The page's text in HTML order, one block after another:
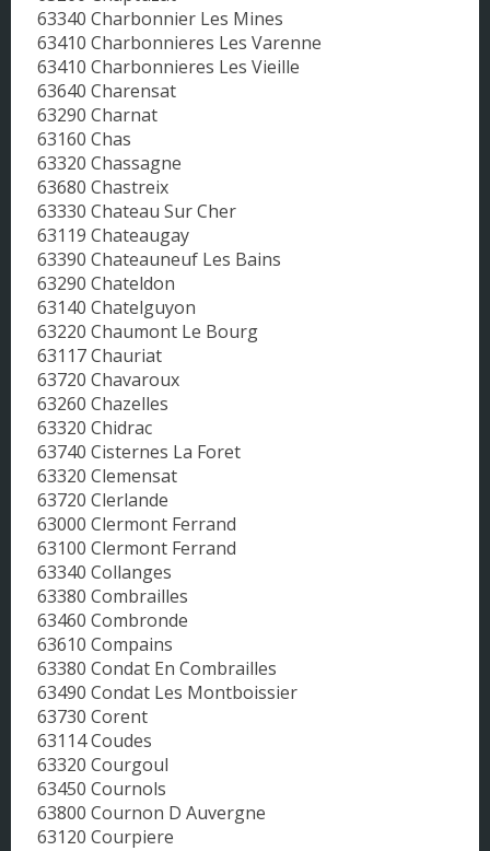
63340 Charbonnier Les Mines
63410 Charbonnieres Les Varenne
63410 Charbonnieres Les Vieille
63640 Charensat
63290 Charnat
63160 Chas
63320 Chassagne
63680 Chastreix
63330 Chateau Sur Cher
63119 Chateaugay
63390 Chateauneuf Les Bains
63290 Chateldon
63140 Chatelguyon
63220 Chaumont Le Bourg
63117 Chauriat
63720 Chavaroux
63260 Chazelles
63320 Chidrac
63740 Cisternes La Foret
63320 Clemensat
63720 Clerlande
63000 Clermont Ferrand
63100 Clermont Ferrand
63340 Collanges
63380 Combrailles
63460 Combronde
63610 Compains
63380 Condat En Combrailles
63490 Condat Les Montboissier
63730 Corent
63114 Coudes
63320 Courgoul
63450 Cournols
63800 Cournon D Auvergne
63120 Courpiere